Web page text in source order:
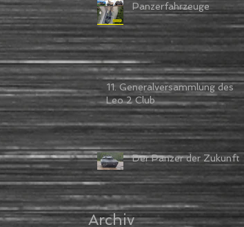
Panzerfahrzeuge
11. Generalversammlung des
Leo 2 Club
Der Panzer der Zukunft
Archiv